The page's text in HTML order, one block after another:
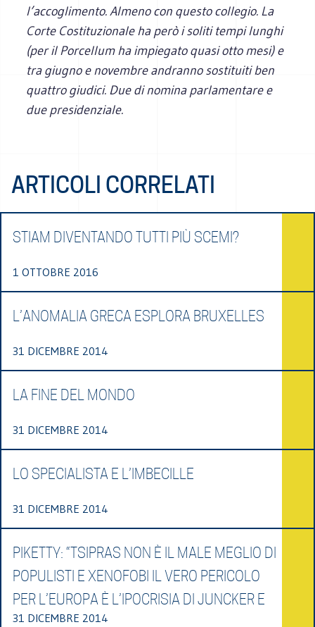
l’accoglimento. Almeno con que­sto col­le­gio. La
Corte Costi­tu­zio­nale ha però i soliti tempi lun­ghi
(per il Por­cel­lum ha impie­gato quasi otto mesi) e
tra giu­gno e novem­bre andranno sosti­tuiti ben
quat­tro giu­dici. Due di nomina par­la­men­tare e
due presidenziale.
ARTICOLI CORRELATI
STIAM DIVENTANDO TUTTI PIÙ SCEMI?
1 OTTOBRE 2016
L’ANOMALIA GRECA ESPLORA BRUXELLES
31 DICEMBRE 2014
LA FINE DEL MONDO
31 DICEMBRE 2014
LO SPECIALISTA E L’IMBECILLE
31 DICEMBRE 2014
PIKETTY: “TSIPRAS NON È IL MALE MEGLIO DI
POPULISTI E XENOFOBI IL VERO PERICOLO
PER L’EUROPA È L’IPOCRISIA DI JUNCKER E
31 DICEMBRE 2014